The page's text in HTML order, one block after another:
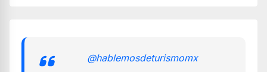
@hablemosdeturismomx